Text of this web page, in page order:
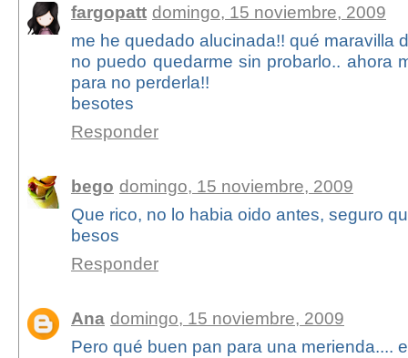
fargopatt domingo, 15 noviembre, 2009
me he quedado alucinada!! qué maravilla
no puedo quedarme sin probarlo.. ahora
para no perderla!!
besotes
Responder
bego domingo, 15 noviembre, 2009
Que rico, no lo habia oido antes, seguro
besos
Responder
Ana domingo, 15 noviembre, 2009
Pero qué buen pan para una merienda....